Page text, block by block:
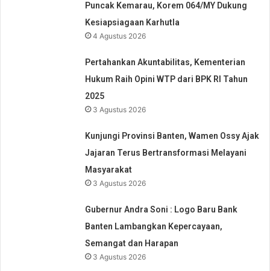
Puncak Kemarau, Korem 064/MY Dukung
Kesiapsiagaan Karhutla
4 Agustus 2026
Pertahankan Akuntabilitas, Kementerian
Hukum Raih Opini WTP dari BPK RI Tahun
2025
3 Agustus 2026
Kunjungi Provinsi Banten, Wamen Ossy Ajak
Jajaran Terus Bertransformasi Melayani
Masyarakat
3 Agustus 2026
Gubernur Andra Soni : Logo Baru Bank
Banten Lambangkan Kepercayaan,
Semangat dan Harapan
3 Agustus 2026